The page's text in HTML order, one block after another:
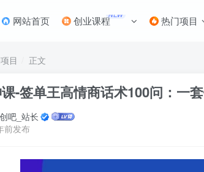
网站首页 创业课程NEW 热门项目
目 正文
-签单王高情商话术100问：一
吧_站长
前发布